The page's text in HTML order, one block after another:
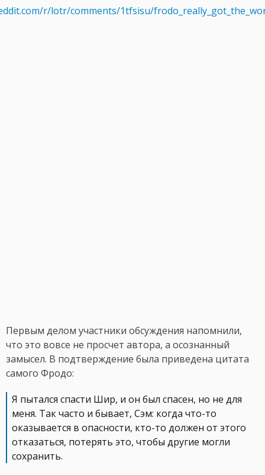
r/lotr/comments/1tfsisu/
Первым делом участники обсуждения напомнили,
что это вовсе не просчет автора, а осознанный
замысел. В подтверждение была приведена цитата
самого Фродо:
Я пытался спасти Шир, и он был спасен, но не для
меня. Так часто и бывает, Сэм: когда что-то
оказывается в опасности, кто-то должен от этого
отказаться, потерять это, чтобы другие могли
сохранить.